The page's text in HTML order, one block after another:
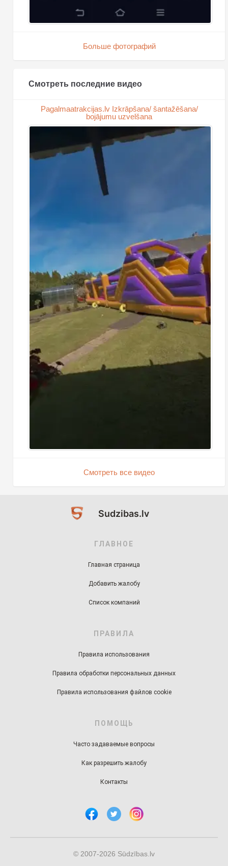
Больше фотографий
Смотреть последние видео
Pagalmaatrakcijas.lv Izkrāpšana/ šantažēšana/
bojājumu uzvelšana
Смотреть все видео
Sudzibas.lv
ГЛАВНОЕ
Главная страница
Добавить жалобу
Список компаний
ПРАВИЛА
Правила использования
Правила обработки персональных данных
Правила использования файлов cookie
ПОМОЩЬ
Часто задаваемые вопросы
Как разрешить жалобу
Контакты
© 2007-2026 Sūdzības.lv